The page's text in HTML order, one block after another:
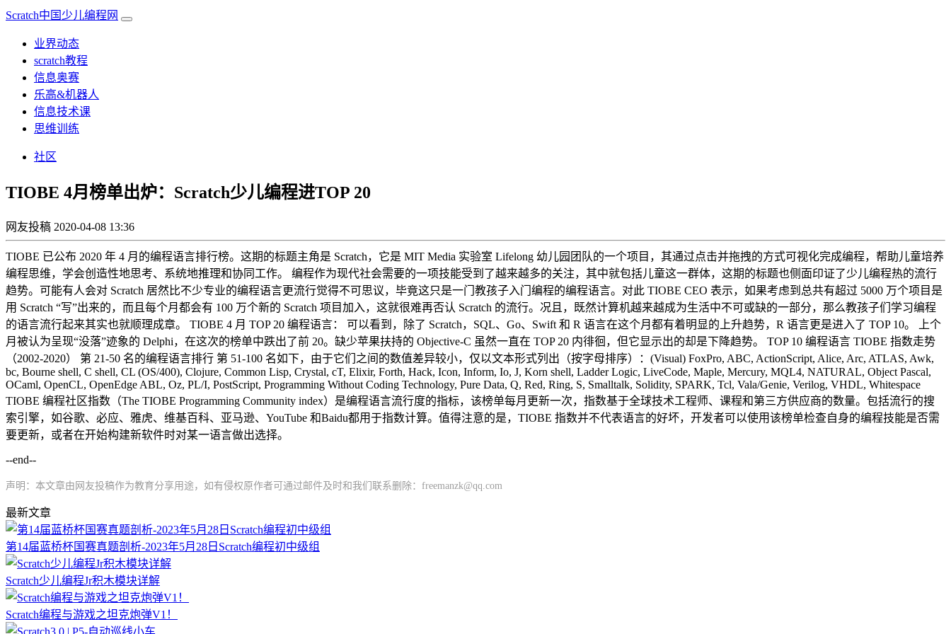
Scratch中国少儿编程网
业界动态
scratch教程
信息奥赛
乐高&机器人
信息技术课
思维训练
社区
TIOBE 4月榜单出炉：Scratch少儿编程进TOP 20
网友投稿 2020-04-08 13:36
TIOBE 已公布 2020 年 4 月的编程语言排行榜。这期的标题主角是 Scratch，它是 MIT Media 实验室 Lifelong 幼儿园团队的一个项目，其通过点击并拖拽的方式可视化完成编程，帮助儿童培养
编程思维，学会创造性地思考、系统地推理和协同工作。 编程作为现代社会需要的一项技能受到了越来越多的关注，其中就包括儿童这一群体，这期的标题也侧面印证了少儿编程热的流行
趋势。可能有人会对 Scratch 居然比不少专业的编程语言更流行觉得不可思议，毕竟这只是一门教孩子入门编程的编程语言。对此 TIOBE CEO 表示，如果考虑到总共有超过 5000 万个项目是
用 Scratch “写”出来的，而且每个月都会有 100 万个新的 Scratch 项目加入，这就很难再否认 Scratch 的流行。况且，既然计算机越来越成为生活中不可或缺的一部分，那么教孩子们学习编程
的语言流行起来其实也就顺理成章。 TIOBE 4 月 TOP 20 编程语言： 可以看到，除了 Scratch，SQL、Go、Swift 和 R 语言在这个月都有着明显的上升趋势，R 语言更是进入了 TOP 10。 上个
月被认为呈现“没落”迹象的 Delphi，在这次的榜单中跌出了前 20。缺少苹果扶持的 Objective-C 虽然一直在 TOP 20 内徘徊，但它显示出的却是下降趋势。 TOP 10 编程语言 TIOBE 指数走势
（2002-2020） 第 21-50 名的编程语言排行 第 51-100 名如下，由于它们之间的数值差异较小，仅以文本形式列出（按字母排序）：(Visual) FoxPro, ABC, ActionScript, Alice, Arc, ATLAS, Awk,
bc, Bourne shell, C shell, CL (OS/400), Clojure, Common Lisp, Crystal, cT, Elixir, Forth, Hack, Icon, Inform, Io, J, Korn shell, Ladder Logic, LiveCode, Maple, Mercury, MQL4, NATURAL, Object Pascal,
OCaml, OpenCL, OpenEdge ABL, Oz, PL/I, PostScript, Programming Without Coding Technology, Pure Data, Q, Red, Ring, S, Smalltalk, Solidity, SPARK, Tcl, Vala/Genie, Verilog, VHDL, Whitespace
TIOBE 编程社区指数（The TIOBE Programming Community index）是编程语言流行度的指标，该榜单每月更新一次，指数基于全球技术工程师、课程和第三方供应商的数量。包括流行的搜
索引擎，如谷歌、必应、雅虎、维基百科、亚马逊、YouTube 和Baidu都用于指数计算。值得注意的是，TIOBE 指数并不代表语言的好坏，开发者可以使用该榜单检查自身的编程技能是否需
要更新，或者在开始构建新软件时对某一语言做出选择。
--end--
声明：本文章由网友投稿作为教育分享用途，如有侵权原作者可通过邮件及时和我们联系删除：freemanzk@qq.com
最新文章
第14届蓝桥杯国赛真题剖析-2023年5月28日Scratch编程初中级组
Scratch少儿编程Jr积木模块详解
Scratch编程与游戏之坦克炮弹V1！